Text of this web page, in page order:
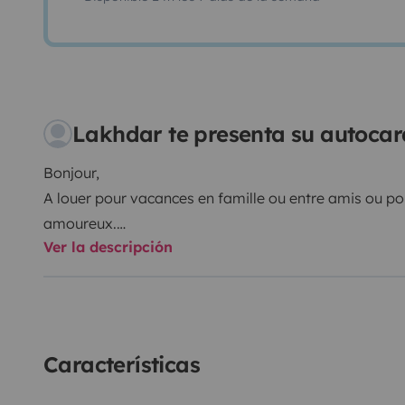
Lakhdar te presenta su
Bonjour,
A louer pour vacances en famille ou entre amis ou
amoureux.
Camping car Profilé couchage pour 4 personnes.
automatique,
Ver la descripción
Características